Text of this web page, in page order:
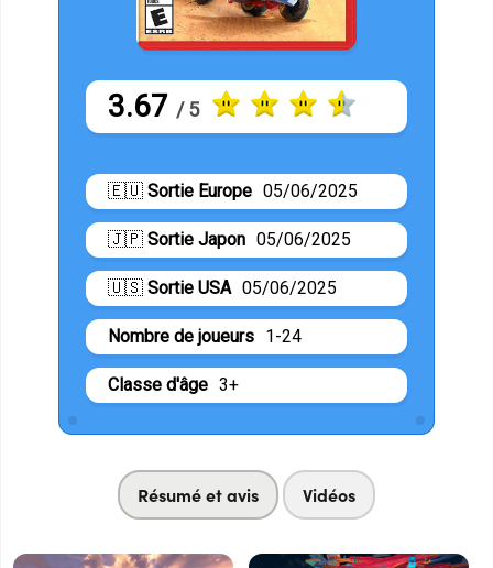
3.67 / 5
🇪🇺 Sortie Europe 05/06/2025
🇯🇵 Sortie Japon 05/06/2025
🇺🇸 Sortie USA 05/06/2025
Nombre de joueurs 1-24
Classe d'âge 3+
Résumé et avis Vidéos